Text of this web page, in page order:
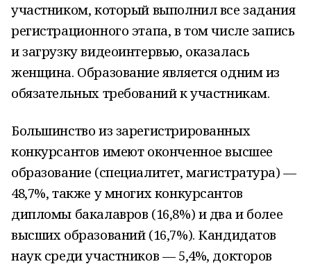
участником, который выполнил все задания
регистрационного этапа, в том числе запись
и загрузку видеоинтервью, оказалась
женщина. Образование является одним из
обязательных требований к участникам.
Большинство из зарегистрированных
конкурсантов имеют оконченное высшее
образование (специалитет, магистратура) —
48,7%, также у многих конкурсантов
дипломы бакалавров (16,8%) и два и более
высших образований (16,7%). Кандидатов
наук среди участников — 5,4%, докторов